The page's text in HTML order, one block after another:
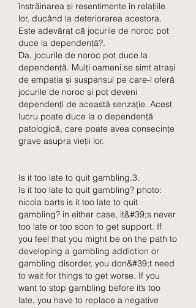
înstrăinarea și resentimente în relațiile
lor, ducând la deteriorarea acestora.
Este adevărat că jocurile de noroc pot
duce la dependență?.
Da, jocurile de noroc pot duce la
dependență. Mulți oameni se simt atrași
de empatia și suspansul pe care-l oferă
jocurile de noroc și pot deveni
dependenți de această senzație. Acest
lucru poate duce la o dependență
patologică, care poate avea consecințe
grave asupra vieții lor.
Is it too late to quit gambling.3.
Is it too late to quit gambling? photo:
nicola barts is it too late to quit
gambling? in either case, it&#39;s never
too late or too soon to get support. If
you feel that you might be on the path to
developing a gambling addiction or
gambling disorder, you don&#39;t need
to wait for things to get worse. If you
want to stop gambling before it’s too
late, you have to replace a negative